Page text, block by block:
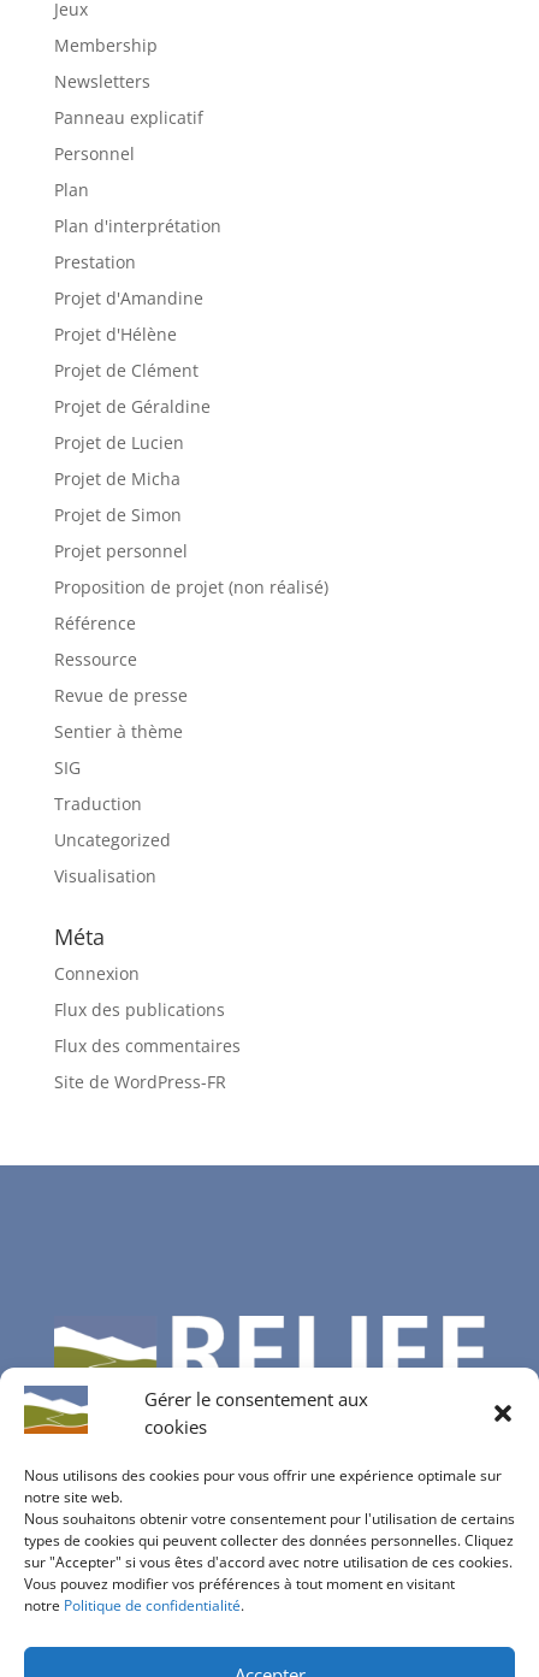
Gérer le consentement aux
cookies
Nous utilisons des cookies pour vous offrir une expérience optimale sur
notre site web.
Nous souhaitons obtenir votre consentement pour l'utilisation de certains
types de cookies qui peuvent collecter des données personnelles. Cliquez
sur "Accepter" si vous êtes d'accord avec notre utilisation de ces cookies.
Vous pouvez modifier vos préférences à tout moment en visitant
notre Politique de confidentialité.
Jeux
Membership
Newsletters
Panneau explicatif
Personnel
Plan
Plan d'interprétation
Prestation
Projet d'Amandine
Projet d'Hélène
Projet de Clément
Projet de Géraldine
Projet de Lucien
Projet de Micha
Projet de Simon
Projet personnel
Proposition de projet (non réalisé)
Référence
Ressource
Revue de presse
Sentier à thème
SIG
Traduction
Uncategorized
Visualisation
Méta
Connexion
Flux des publications
Flux des commentaires
Site de WordPress-FR
Contactez-nous
info@bureau-relief.ch
inscription à notre newsletter